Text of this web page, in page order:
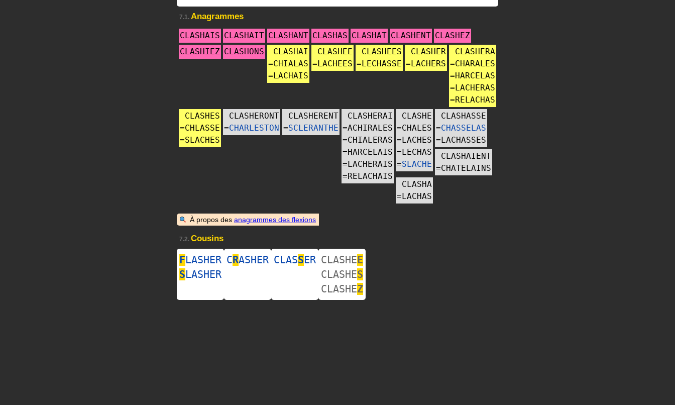
7.1. Anagrammes
CLASHAIS CLASHAIT CLASHANT CLASHAS CLASHAT CLASHENT CLASHEZ
CLASHIEZ CLASHONS
CLASHAI
=CHIALAS
=LACHAIS
CLASHEE
=LACHEES
CLASHEES
=LECHASSE
CLASHER
=LACHERS
CLASHERA
=CHARALES
=HARCELAS
=LACHERAS
=RELACHAS
CLASHES
=CHLASSE
=SLACHES
CLASHERONT
=CHARLESTON
CLASHERENT
=SCLERANTHE
CLASHERAI
=ACHIRALES
=CHIALERAS
=HARCELAIS
=LACHERAIS
=RELACHAIS
CLASHE
=CHALES
=LACHES
=LECHAS
=SLACHE
CLASHASSE
=CHASSELAS
=LACHASSES
CLASHAIENT
=CHATELAINS
CLASHA
=LACHAS
À propos des anagrammes des flexions
7.2. Cousins
FLASHER
SLASHER
CRASHER CLASSER CLASHEE
CLASHES
CLASHEZ